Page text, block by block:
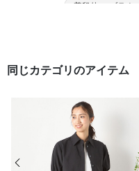
#普段使い ブラウス
同じカテゴリのアイテム
前の画像